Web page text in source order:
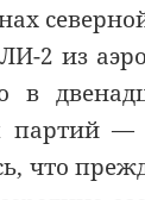
2 из
в
партий
что